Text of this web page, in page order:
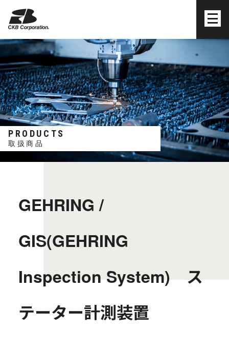
PRODUCTS
取扱商品
GEHRING /
GIS(GEHRING
Inspection System) ス
テーター計測装置